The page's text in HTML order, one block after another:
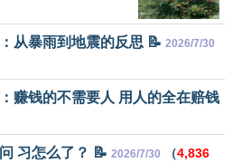
从暴雨到地震的反思 📝 2026/7/30
赚钱的不需要人 用人的全在赔钱
习怎么了？ 📝 2026/7/30 （4,836